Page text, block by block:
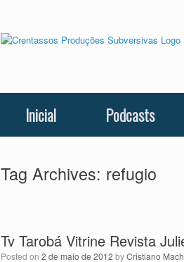
Inicial Podcasts
Tag Archives: refugio
Tv Tarobá Vitrine Revista
Posted on 2 de maio de 2012 byCristiano